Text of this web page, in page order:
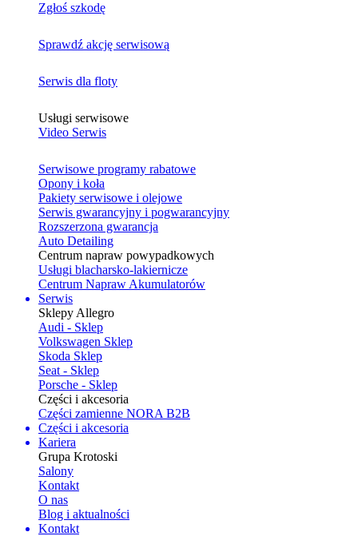
Zgłoś szkodę
Sprawdź akcję serwisową
Serwis dla floty
Usługi serwisowe
Video Serwis
Serwisowe programy rabatowe
Opony i koła
Pakiety serwisowe i olejowe
Serwis gwarancyjny i pogwarancyjny
Rozszerzona gwarancja
Auto Detailing
Centrum napraw powypadkowych
Usługi blacharsko-lakiernicze
Centrum Napraw Akumulatorów
Serwis
Sklepy Allegro
Audi - Sklep
Volkswagen Sklep
Skoda Sklep
Seat - Sklep
Porsche - Sklep
Części i akcesoria
Części zamienne NORA B2B
Części i akcesoria
Kariera
Grupa Krotoski
Salony
Kontakt
O nas
Blog i aktualności
Kontakt